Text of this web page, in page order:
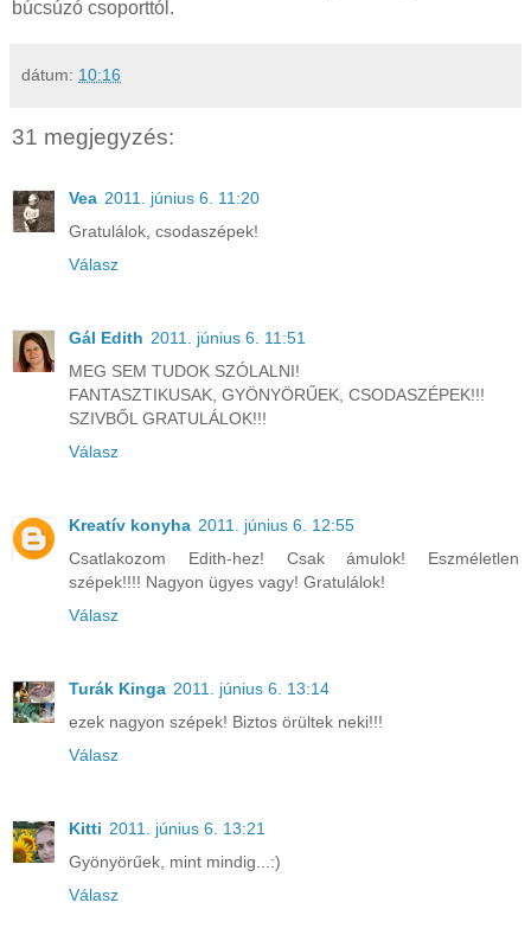
búcsúzó csoporttól.
dátum: 10:16
31 megjegyzés:
Vea 2011. június 6. 11:20
Gratulálok, csodaszépek!
Válasz
Gál Edith 2011. június 6. 11:51
MEG SEM TUDOK SZÓLALNI!
FANTASZTIKUSAK, GYÖNYÖRŰEK, CSODASZÉPEK!!!
SZIVBŐL GRATULÁLOK!!!
Válasz
Kreatív konyha 2011. június 6. 12:55
Csatlakozom Edith-hez! Csak ámulok! Eszméletlen
szépek!!!! Nagyon ügyes vagy! Gratulálok!
Válasz
Turák Kinga 2011. június 6. 13:14
ezek nagyon szépek! Biztos örültek neki!!!
Válasz
Kitti 2011. június 6. 13:21
Gyönyörűek, mint mindig...:)
Válasz